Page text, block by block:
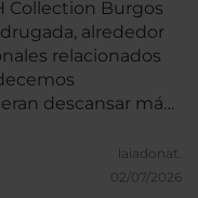
Collection Burgos
alrededor
relacionados
descansar más
para el check-out,
laiadonat.
02/07/2026